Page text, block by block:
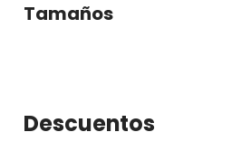
Tamaños
Descuentos